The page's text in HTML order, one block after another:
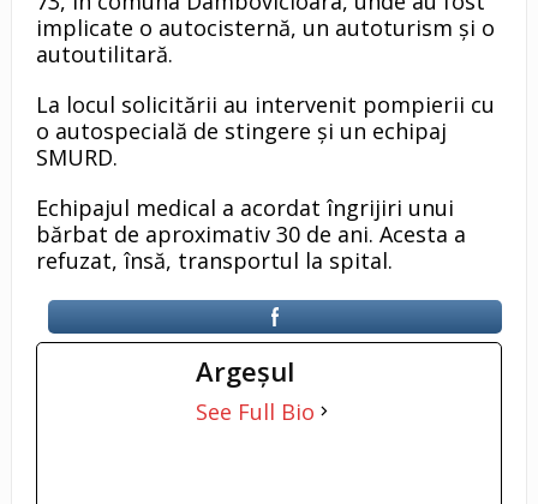
implicate o autocisternă, un autoturism și o
autoutilitară.
La locul solicitării au intervenit pompierii cu
o autospecială de stingere și un echipaj
SMURD.
Echipajul medical a acordat îngrijiri unui
bărbat de aproximativ 30 de ani. Acesta a
refuzat, însă, transportul la spital.
Argeşul
See Full Bio